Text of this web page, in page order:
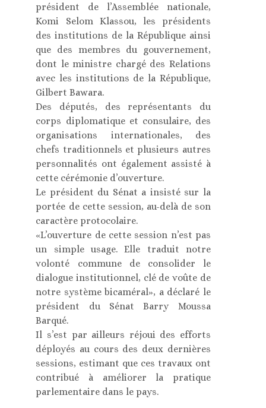
président de l’Assemblée nationale,
Komi Selom Klassou, les présidents
des institutions de la République ainsi
que des membres du gouvernement,
dont le ministre chargé des Relations
avec les institutions de la République,
Gilbert Bawara.
Des députés, des représentants du
corps diplomatique et consulaire, des
organisations internationales, des
chefs traditionnels et plusieurs autres
personnalités ont également assisté à
cette cérémonie d’ouverture.
Le président du Sénat a insisté sur la
portée de cette session, au-delà de son
caractère protocolaire.
«L’ouverture de cette session n’est pas
un simple usage. Elle traduit notre
volonté commune de consolider le
dialogue institutionnel, clé de voûte de
notre système bicaméral», a déclaré le
président du Sénat Barry Moussa
Barqué.
Il s’est par ailleurs réjoui des efforts
déployés au cours des deux dernières
sessions, estimant que ces travaux ont
contribué à améliorer la pratique
parlementaire dans le pays.